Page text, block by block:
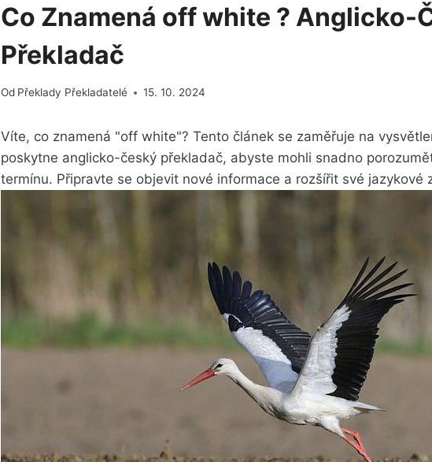
Co Znamená off white ? Anglicko-
Překladač
Od Překlady Překladatelé 15. 10. 2024
Víte, co znamená "off white"? Tento článek se zaměřuje na
poskytne anglicko-český překladač, abyste mohli snadno
termínu. Připravte se objevit⁣ nové informace a ‍rozšířit své jazykové